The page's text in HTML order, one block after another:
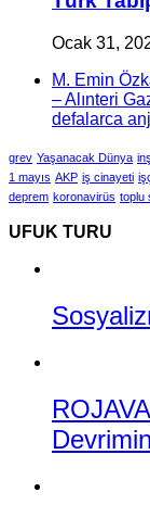
Ocak 31,
M. Emin
– Alınteri
defalarca
grev Yaşanacak Dünya
1 mayıs AKP iş cinayeti
deprem koronavirüs toplu
UFUK TURU